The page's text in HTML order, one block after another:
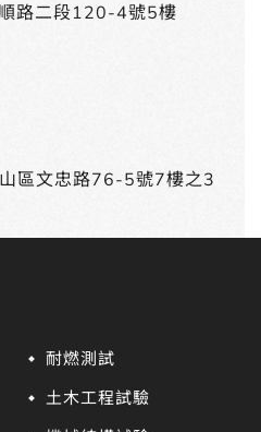
路二段120-4號5樓
區文忠路76-5號7樓之3
耐燃測試
土木工程試驗